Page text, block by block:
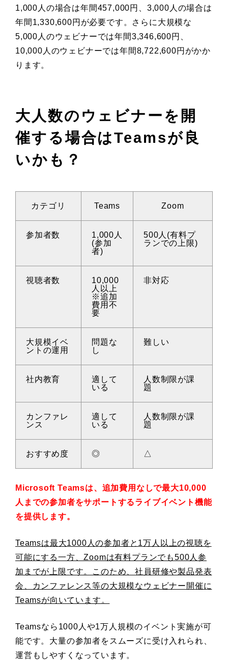
1,000人の場合は年間457,000円、3,000人の場合は
年間1,330,600円が必要です。さらに大規模な
5,000人のウェビナーでは年間3,346,600円、
10,000人のウェビナーでは年間8,722,600円がかか
ります。
大人数のウェビナーを開
催する場合はTeamsが良
いかも？
カテゴリ Teams Zoom
参加者数
1,000人
(参加
者)
500人(有料プ
ランでの上限)
視聴者数
10,000
人以上
※追加
費用不
要
非対応
大規模イベ
ントの運用
問題な
し
難しい
社内教育
適して
いる
人数制限が課
題
カンファレ
ンス
適して
いる
人数制限が課
題
おすすめ度 ◎ △
Microsoft Teamsは、追加費用なしで最大10,000
人までの参加者をサポートするライブイベント機能
を提供します。
Teamsは最大1000人の参加者と1万人以上の視聴を
可能にする一方、Zoomは有料プランでも500人参
加までが上限です。このため、社員研修や製品発表
会、カンファレンス等の大規模なウェビナー開催に
Teamsが向いています。
Teamsなら1000人や1万人規模のイベント実施が可
能です。大量の参加者をスムーズに受け入れられ、
運営もしやすくなっています。